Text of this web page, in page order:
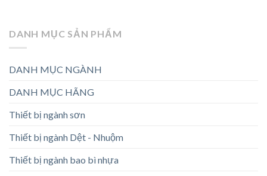
DANH MỤC SẢN PHẨM
DANH MỤC NGÀNH
DANH MỤC HÃNG
Thiết bị ngành sơn
Thiết bị ngành Dệt - Nhuộm
Thiết bị ngành bao bì nhựa